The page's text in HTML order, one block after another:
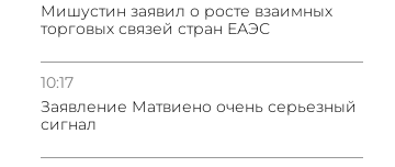
Мишустин заявил о росте взаимных
торговых связей стран ЕАЭС
10:17
Заявление Матвиено очень серьезный
сигнал